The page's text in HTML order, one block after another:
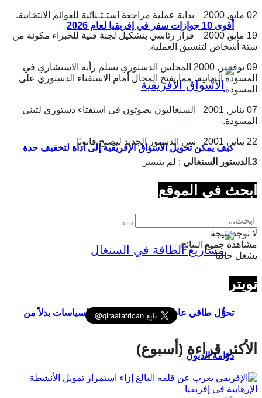
أقوى 10 جوازات سفر في إفريقيا لعام 2026
كيف يمكن تحويل الأسواق الإفريقية إلى أداة لتخفيف حدة
الأزمات؟
تحوُّل طاقي عادل في السنغال.. تغيير السياسات بدلاً من
دوّامة الديون
02 مايو, 2000 بداية عملية مراجعة استـثـنائية للقوائم الانتخابية.
19 مايو, 2000 قرار رئاسي بتشكيل لجنة فنية للخبراء مكونة من
ستة أشخاص لتنسيق العملية.
09 نوفمبر, 2000 المجلس الدستوري يسلم رأيه الاستشاري في
المسودة النهائية، مما يفتح المجال أمام الاستفتاء الدستوري على
المسودة.
07 يناير, 2001 السنغاليون يصوتون في استفتاء دستوري لتبني
المسودة.
22 يناير, 2001 سن الدستور الجديد ليصبح قانونًا
3.الدستور السنغالي : لم يتيسر
ابحث في الموقع
لا توجد نتيجة
مشاهدة جميع النتائج
يشغل حاليا
تويتر
الأكثر قراءة (أسبوع)